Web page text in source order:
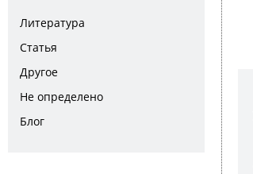
Литература
Статья
Другое
Не определено
Блог